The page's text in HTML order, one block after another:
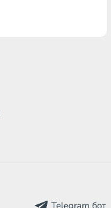
Telegram бот